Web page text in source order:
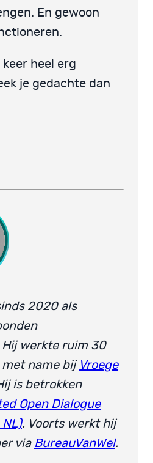
En gewoon
heel erg
je gedachte dan
2020 als
Hij werkte ruim 30
name bij Vroege
is betrokken
Open Dialogue
NL). Voorts werkt hij
via BureauVanWel.